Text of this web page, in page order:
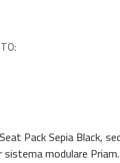
Pack Sepia Black,
sistema modulare Priam.